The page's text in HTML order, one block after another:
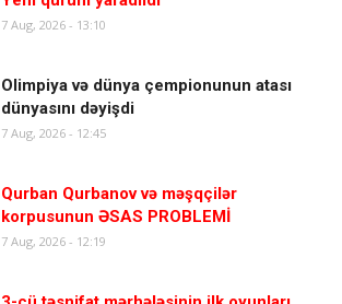
7 Aug, 2026 - 13:10
Olimpiya və dünya çempionunun atası
dünyasını dəyişdi
7 Aug, 2026 - 12:45
Qurban Qurbanov və məşqçilər
korpusunun ƏSAS PROBLEMİ
7 Aug, 2026 - 12:19